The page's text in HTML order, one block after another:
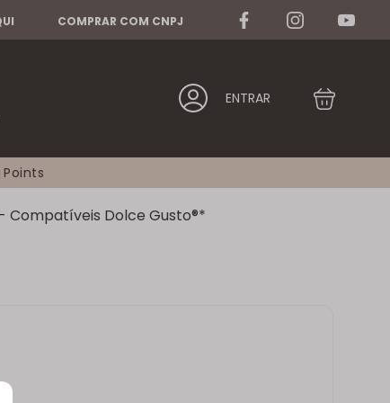
COMPRAR COM CNPJ
ENTRAR
Points
Compatíveis Dolce Gusto®*